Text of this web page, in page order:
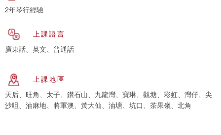
2年琴行經驗
上課語言
廣東話、英文、普通話
上課地區
天后、旺角、太子、鑽石山、九龍灣、寶琳、觀塘、彩虹、灣仔、尖
沙咀、油麻地、將軍澳、黃大仙、油塘、坑口、茶果嶺、北角